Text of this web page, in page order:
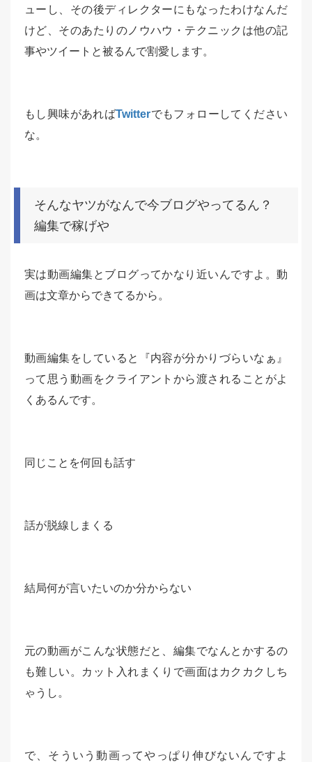
ューし、その後ディレクターにもなったわけなんだ
けど、そのあたりのノウハウ・テクニックは他の記
事やツイートと被るんで割愛します。
もし興味があればTwitterでもフォローしてください
な。
そんなヤツがなんで今ブログやってるん？
編集で稼げや
実は動画編集とブログってかなり近いんですよ。動
画は文章からできてるから。
動画編集をしていると『内容が分かりづらいなぁ』
って思う動画をクライアントから渡されることがよ
くあるんです。
同じことを何回も話す
話が脱線しまくる
結局何が言いたいのか分からない
元の動画がこんな状態だと、編集でなんとかするの
も難しい。カット入れまくりで画面はカクカクしち
ゃうし。
で、そういう動画ってやっぱり伸びないんですよ